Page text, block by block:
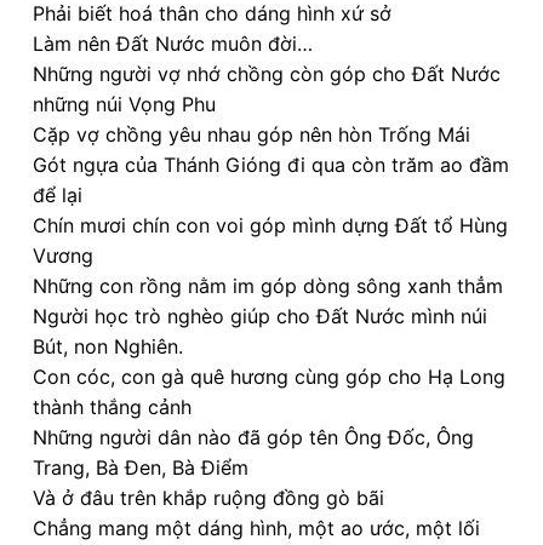
Phải biết hoá thân cho dáng hình xứ sở
Làm nên Đất Nước muôn đời…
Những người vợ nhớ chồng còn góp cho Đất Nước
những núi Vọng Phu
Cặp vợ chồng yêu nhau góp nên hòn Trống Mái
Gót ngựa của Thánh Gióng đi qua còn trăm ao đầm
để lại
Chín mươi chín con voi góp mình dựng Đất tổ Hùng
Vương
Những con rồng nằm im góp dòng sông xanh thẳm
Người học trò nghèo giúp cho Đất Nước mình núi
Bút, non Nghiên.
Con cóc, con gà quê hương cùng góp cho Hạ Long
thành thắng cảnh
Những người dân nào đã góp tên Ông Đốc, Ông
Trang, Bà Đen, Bà Điểm
Và ở đâu trên khắp ruộng đồng gò bãi
Chẳng mang một dáng hình, một ao ước, một lối